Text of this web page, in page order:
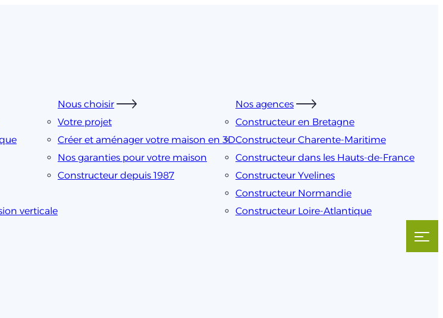
verticale
Nous choisir
Votre projet
Créer et aménager votre maison en 3D
Nos garanties pour votre maison
Constructeur depuis 1987
Nos agences
Constructeur en Bretagne
Constructeur Charente-Maritime
Constructeur dans les Hauts-de-France
Constructeur Yvelines
Constructeur Normandie
Constructeur Loire-Atlantique